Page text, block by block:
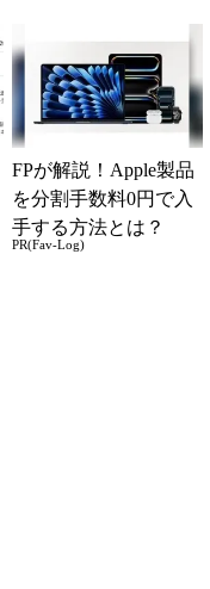
FPが解説！Apple製品
を分割手数料0円で入
手する方法とは？
PR(Fav-Log)